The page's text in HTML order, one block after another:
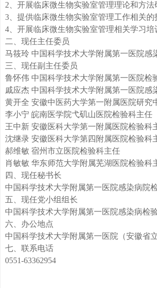
2、开展临床微生物实验室管理理论和方
3、提供临床微生物实验室管理工作相关
4、开展临床微生物实验室管理相关学习培
二、 现任主任委员
马筱玲 中国科学技术大学附属第一医院感
三、 现任副主任委员
鲁怀伟 中国科学技术大学附属第一医院检
戚应杰 中国科学技术大学附属第一医院感
黄开全 安徽中医药大学第一附属医院研究
李小宁 皖南医学院弋矶山医院检验科主任
王中新 安徽医科大学第一附属医院检验科
沈继录 安徽医科大学第四附属医院检验科
郝维敏 宿州市立医院检验科主任
肖敏敏 华东师范大学附属芜湖医院检验科
四、 现任秘书长
中国科学技术大学附属第一医院感染病院
五、 现任党小组组长
中国科学技术大学附属第一医院感染病检
六、 办公地点
中国科学技术大学附属第一医院（安徽省
七、 联系电话
0551-63362954